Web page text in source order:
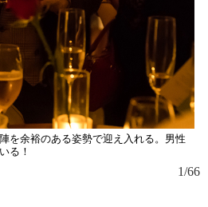
を余裕のある姿勢で迎え入れる。男性
る！
1/66